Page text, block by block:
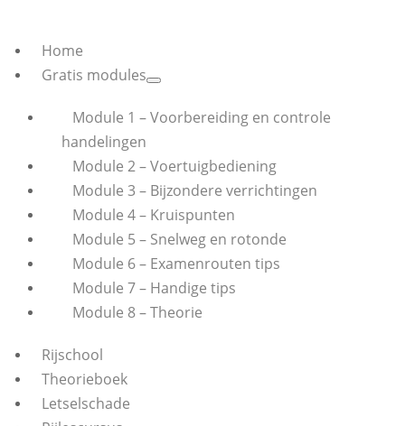
Home
Gratis modules
Module 1 – Voorbereiding en controle
handelingen
Module 2 – Voertuigbediening
Module 3 – Bijzondere verrichtingen
Module 4 – Kruispunten
Module 5 – Snelweg en rotonde
Module 6 – Examenrouten tips
Module 7 – Handige tips
Module 8 – Theorie
Rijschool
Theorieboek
Letselschade